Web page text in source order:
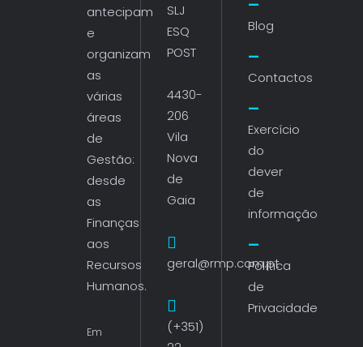
antecipam
e
organizam
as
várias
áreas
de
Gestão:
desde
as
Finanças
aos
Recursos
Humanos.
Em
SLJ
ESQ
POST
4430-
206
Vila
Nova
de
Gaia
geral@rmp.com.pt
(+351)
Blog
Contactos
Exercício
do
dever
de
informação
Política
de
Privacidade